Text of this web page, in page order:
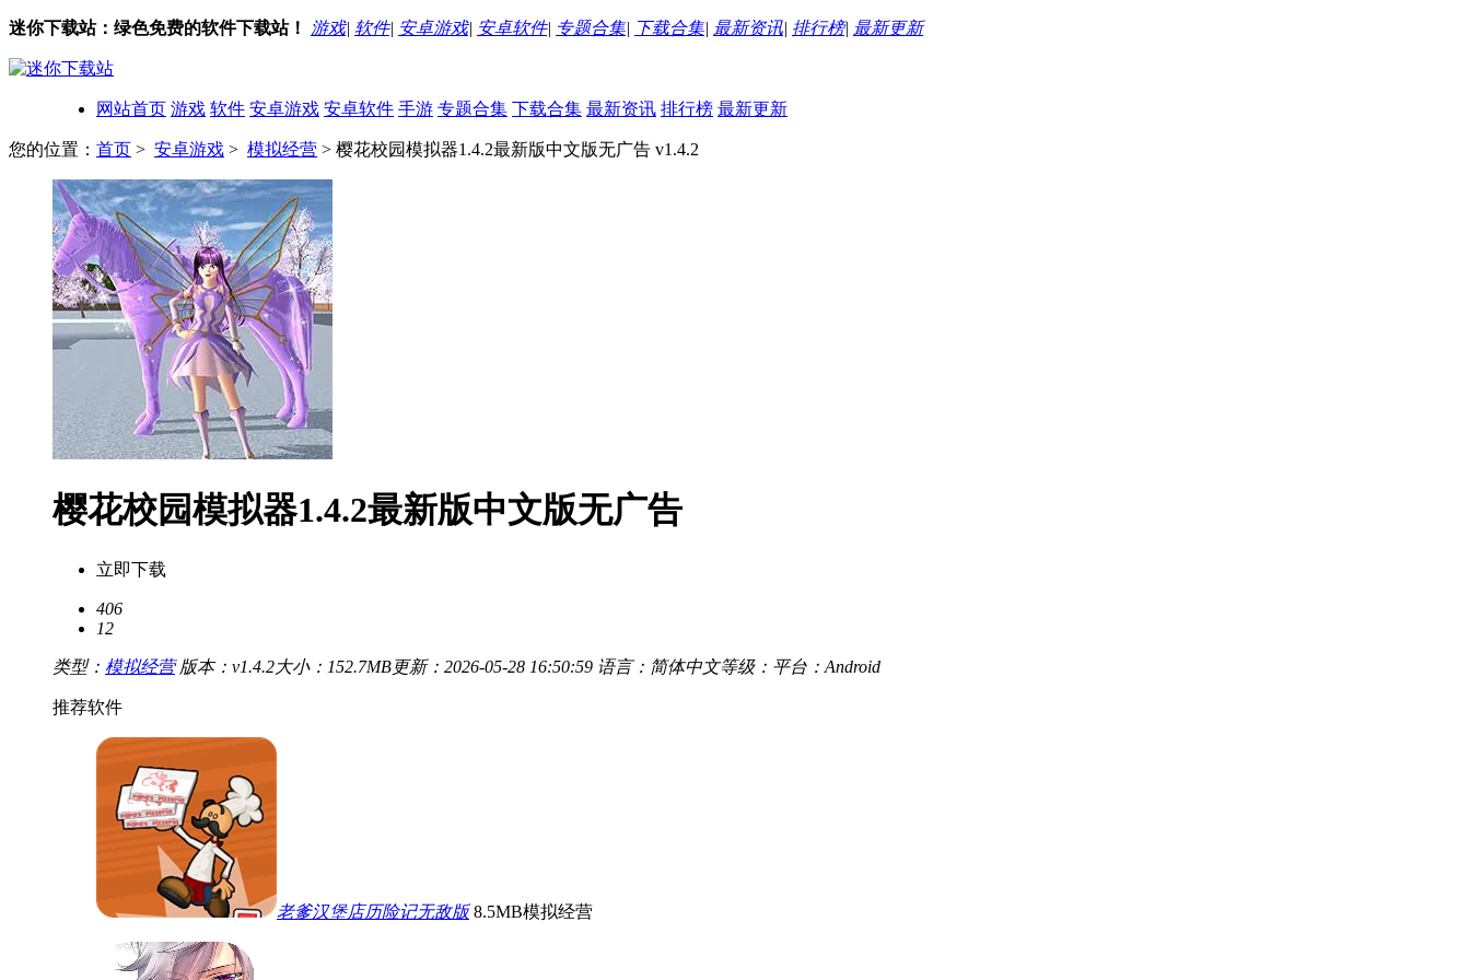
迷你下载站：绿色免费的软件下载站！ 游戏| 软件| 安卓游戏| 安卓软件| 专题合集| 下载合集| 最新资讯| 排行榜| 最新更新
网站首页 游戏 软件 安卓游戏 安卓软件 手游 专题合集 下载合集 最新资讯 排行榜 最新更新
您的位置： 首页 > 安卓游戏 > 模拟经营 > 樱花校园模拟器1.4.2最新版中文版无广告 v1.4.2
樱花校园模拟器1.4.2最新版中文版无广告
立即下载
406
12
类型： 模拟经营 版本：v1.4.2大小：152.7MB更新：2026-05-28 16:50:59 语言：简体中文等级： 平台：Android
推荐软件
老爹汉堡店历险记无敌版 8.5MB模拟经营